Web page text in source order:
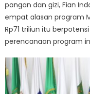
pangan dan gizi, Fian
empat alasan program
Rp71 triliun itu
perencanaan program